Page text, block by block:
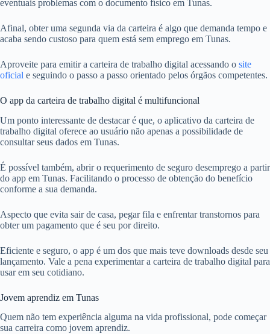
eventuais problemas com o documento físico em Tunas.
Afinal, obter uma segunda via da carteira é algo que demanda tempo e
acaba sendo custoso para quem está sem emprego em Tunas.
Aproveite para emitir a carteira de trabalho digital acessando o site
oficial e seguindo o passo a passo orientado pelos órgãos competentes.
O app da carteira de trabalho digital é multifuncional
Um ponto interessante de destacar é que, o aplicativo da carteira de
trabalho digital oferece ao usuário não apenas a possibilidade de
consultar seus dados em Tunas.
É possível também, abrir o requerimento de seguro desemprego a partir
do app em Tunas. Facilitando o processo de obtenção do benefício
conforme a sua demanda.
Aspecto que evita sair de casa, pegar fila e enfrentar transtornos para
obter um pagamento que é seu por direito.
Eficiente e seguro, o app é um dos que mais teve downloads desde seu
lançamento. Vale a pena experimentar a carteira de trabalho digital para
usar em seu cotidiano.
Jovem aprendiz em Tunas
Quem não tem experiência alguma na vida profissional, pode começar
sua carreira como jovem aprendiz.